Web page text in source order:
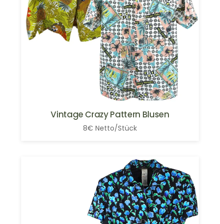
Vintage Crazy Pattern Blusen
8€ Netto/Stück